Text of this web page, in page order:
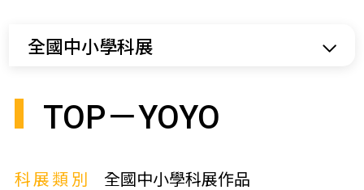
全國中小學科展
TOP－YOYO
科展類別
全國中小學科展作品